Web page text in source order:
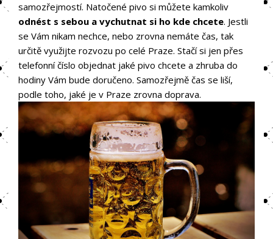
samozřejmostí. Natočené pivo si můžete kamkoliv
odnést s sebou a vychutnat si ho kde chcete. Jestli
se Vám nikam nechce, nebo zrovna nemáte čas, tak
určitě využijte rozvozu po celé Praze. Stačí si jen přes
telefonní číslo objednat jaké pivo chcete a zhruba do
hodiny Vám bude doručeno. Samozřejmě čas se liší,
podle toho, jaké je v Praze zrovna doprava.